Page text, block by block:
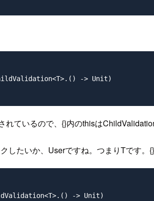
-> Unit)
れているので、{}内のthisは
したいか、Userですね。つまりTです。
-> Unit)